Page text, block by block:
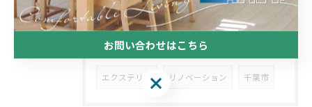
バリアフリー 葺き替え
お風呂 台所 玄関ドア
エクステリア リノベーション 千葉市
お問い合わせはこちら
お問い合わせはこちら